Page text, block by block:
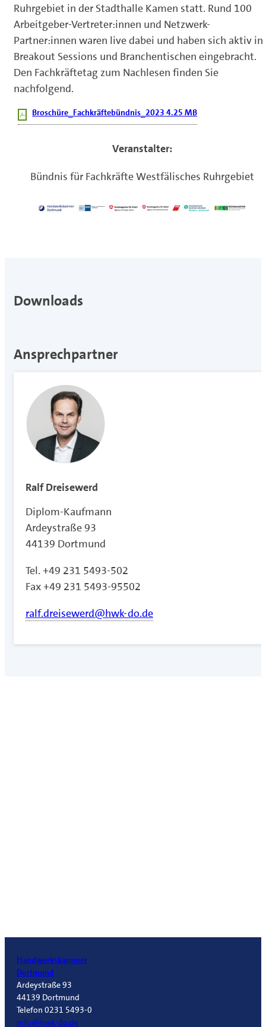
Ruhrgebiet in der Stadthalle Kamen statt. Rund 100
Arbeitgeber-Vertreter:innen und Netzwerk-
Partner:innen waren live dabei und haben sich aktiv in
Breakout Sessions und Branchentischen eingebracht.
Den Fachkräftetag zum Nachlesen finden Sie
nachfolgend.
Broschüre_Fachkräftebündnis_2023 4.25 MB
Veranstalter:
Bündnis für Fachkräfte Westfälisches Ruhrgebiet
Downloads
Ansprechpartner
Ralf Dreisewerd
Diplom-Kaufmann
Ardeystraße 93
44139 Dortmund
Tel. +49 231 5493-502
Fax +49 231 5493-95502
ralf.dreisewerd@hwk-do.de
Handwerkskammer
Dortmund
Ardeystraße 93
44139 Dortmund
Telefon 0231 5493-0
info@hwk-do.de